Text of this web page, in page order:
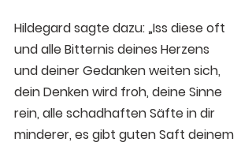
Hildegard sagte dazu: „Iss diese oft
und alle Bitternis deines Herzens
und deiner Gedanken weiten sich,
dein Denken wird froh, deine Sinne
rein, alle schadhaften Säfte in dir
minderer, es gibt guten Saft deinem